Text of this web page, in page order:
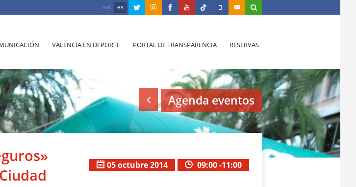
val es
VALENCIA EN DEPORTE PORTAL DE TRANSPARENCIA RESERVAS
Agenda eventos
09:00 -11:00
05 octubre 2014